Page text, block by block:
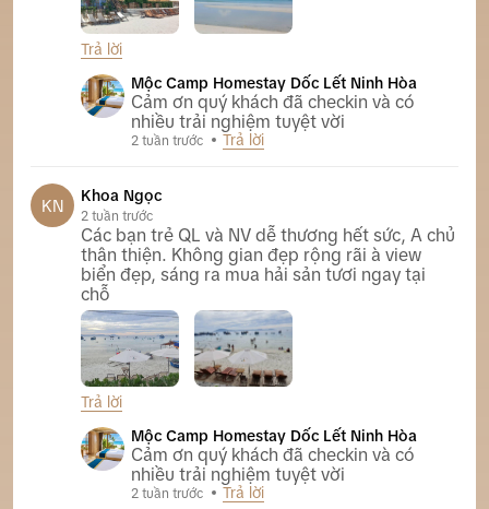
Trả lời
Mộc Camp Homestay Dốc Lết Ninh Hòa
Cảm ơn quý khách đã checkin và có
nhiều trải nghiệm tuyệt vời
2 tuần trước Trả lời
KN
Khoa Ngọc
2 tuần trước
Các bạn trẻ QL và NV dễ thương hết sức, A chủ
thân thiện. Không gian đẹp rộng rãi à view
biển đẹp, sáng ra mua hải sản tươi ngay tại
chỗ
Trả lời
Mộc Camp Homestay Dốc Lết Ninh Hòa
Cảm ơn quý khách đã checkin và có
nhiều trải nghiệm tuyệt vời
2 tuần trước Trả lời